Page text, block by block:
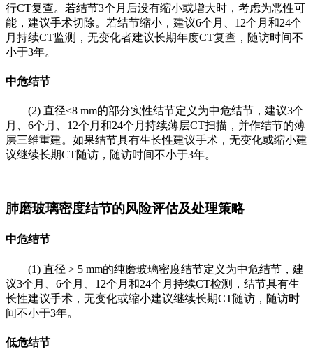
行CT复查。若结节3个月后没有缩小或增大时，考虑为恶性可
能，建议手术切除。若结节缩小，建议6个月、12个月和24个
月持续CT监测，无变化者建议长期年度CT复查，随访时间不
小于3年。
中危结节
(2) 直径≤8 mm的部分实性结节定义为中危结节，建议3个
月、6个月、12个月和24个月持续薄层CT扫描，并作结节的薄
层三维重建。如果结节具有生长性建议手术，无变化或缩小建
议继续长期CT随访，随访时间不小于3年。
肺磨玻璃密度结节的风险评估及处理策略
中危结节
(1) 直径 > 5 mm的纯磨玻璃密度结节定义为中危结节，建
议3个月、6个月、12个月和24个月持续CT检测，结节具有生
长性建议手术，无变化或缩小建议继续长期CT随访，随访时
间不小于3年。
低危结节